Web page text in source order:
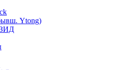
Ytong)